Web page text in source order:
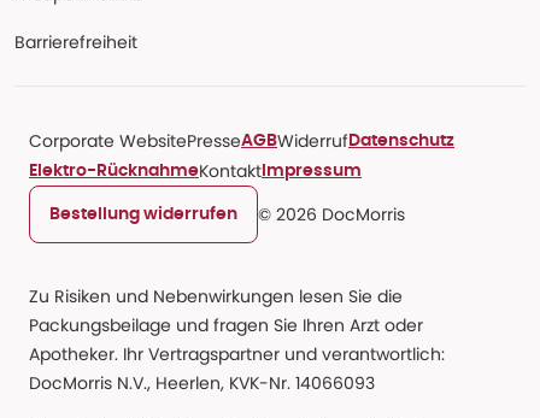
Barrierefreiheit
Corporate WebsitePresseAGBWiderruf Datenschutz
Elektro-RücknahmeKontakt Impressum
Bestellung widerrufen © 2026 DocMorris
Zu Risiken und Nebenwirkungen lesen Sie die
Packungsbeilage und fragen Sie Ihren Arzt oder
Apotheker. Ihr Vertragspartner und verantwortlich:
DocMorris N.V., Heerlen, KVK-Nr. 14066093